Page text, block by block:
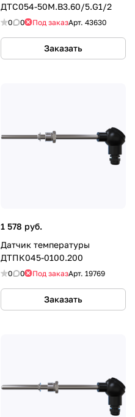
ДТС054-50М.В3.60/5.G1/2
0 0 Под заказАрт. 43630
Заказать
1 578 руб.
Датчик температуры
ДТПК045-0100.200
0 0 Под заказАрт. 19769
Заказать